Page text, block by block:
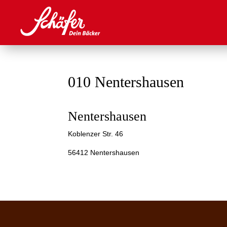
010 Nentershausen
Nentershausen
Koblenzer Str. 46
56412 Nentershausen